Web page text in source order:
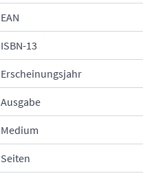
EAN
ISBN-13
Erscheinungsjahr
Ausgabe
Medium
Seiten